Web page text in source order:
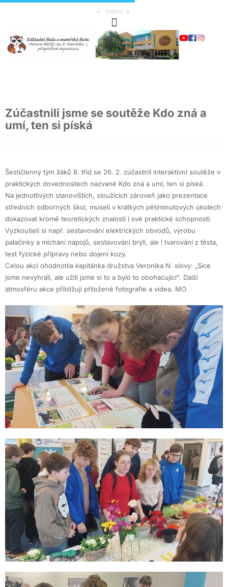
↓ menu ↓
Zúčastnili jsme se soutěže Kdo zná a
umí, ten si píská
Šestičlenný tým žáků 8. tříd se 26. 2. zúčastnil interaktivní soutěže v
praktických dovednostech nazvané Kdo zná a umí, ten si píská.
Na jednotlivých stanovištích, sloužících zároveň jako prezentace
středních odborných škol, museli v krátkých pětiminutových úkolech
dokazovat kromě teoretických znalostí i své praktické schopnosti.
Vyzkoušeli si např. sestavování elektrických obvodů, výrobu
palačinky a míchání nápojů, sestavování brýlí, ale i tvarování z těsta,
test fyzické přípravy nebo dojení kozy.
Celou akci ohodnotila kapitánka družstva Veronika N. slovy: „Sice
jsme nevyhráli, ale užili jsme si to a bylo to obohacující“. Další
atmosféru akce přibližují přiložené fotografie a videa. MO